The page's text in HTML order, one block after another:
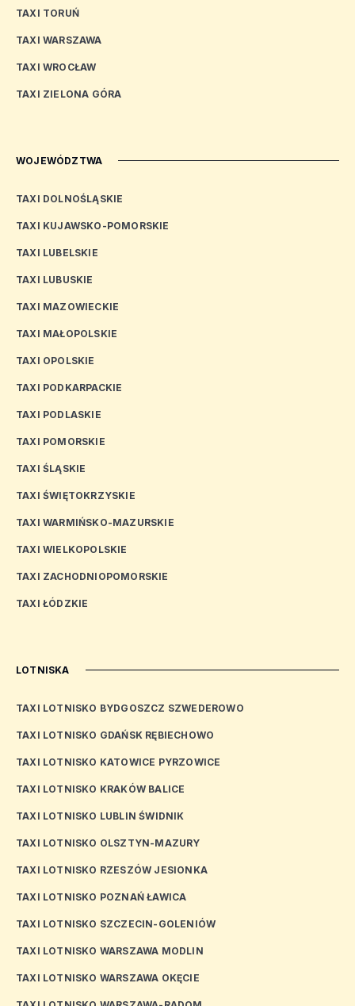
TAXI TORUŃ
TAXI WARSZAWA
TAXI WROCŁAW
TAXI ZIELONA GÓRA
WOJEWÓDZTWA
TAXI DOLNOŚLĄSKIE
TAXI KUJAWSKO-POMORSKIE
TAXI LUBELSKIE
TAXI LUBUSKIE
TAXI MAZOWIECKIE
TAXI MAŁOPOLSKIE
TAXI OPOLSKIE
TAXI PODKARPACKIE
TAXI PODLASKIE
TAXI POMORSKIE
TAXI ŚLĄSKIE
TAXI ŚWIĘTOKRZYSKIE
TAXI WARMIŃSKO-MAZURSKIE
TAXI WIELKOPOLSKIE
TAXI ZACHODNIOPOMORSKIE
TAXI ŁÓDZKIE
LOTNISKA
TAXI LOTNISKO BYDGOSZCZ SZWEDEROWO
TAXI LOTNISKO GDAŃSK RĘBIECHOWO
TAXI LOTNISKO KATOWICE PYRZOWICE
TAXI LOTNISKO KRAKÓW BALICE
TAXI LOTNISKO LUBLIN ŚWIDNIK
TAXI LOTNISKO OLSZTYN-MAZURY
TAXI LOTNISKO RZESZÓW JESIONKA
TAXI LOTNISKO POZNAŃ ŁAWICA
TAXI LOTNISKO SZCZECIN-GOLENIÓW
TAXI LOTNISKO WARSZAWA MODLIN
TAXI LOTNISKO WARSZAWA OKĘCIE